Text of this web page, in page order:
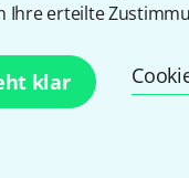
Ihre erteilte
klar
mit etwas